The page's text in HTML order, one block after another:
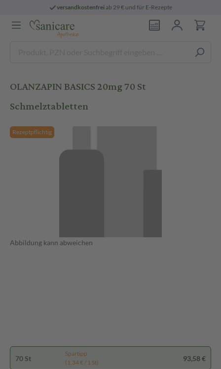
versandkostenfreiab 29 € und für E-Rezepte
OLANZAPIN BASICS 20mg 70 St
Schmelztabletten
Rezeptpflichtig
Abbildung kann abweichen
70 St
Spartipp
(1,34 € / 1 St)
93,58 €